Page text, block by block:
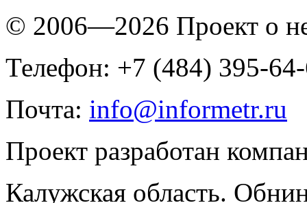
© 2006—2026 Проект о
Телефон: +7 (484) 395-
Почта: info@informetr.ru
Проект разработан
Калужская область.